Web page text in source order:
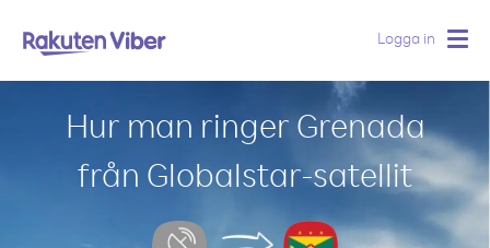
Logga in
Hur man ringer Grenada
från Globalstar-satellit